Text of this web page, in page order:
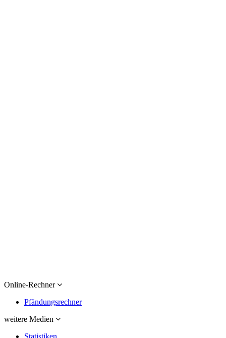
Online-Rechner
Pfändungsrechner
weitere Medien
Statistiken